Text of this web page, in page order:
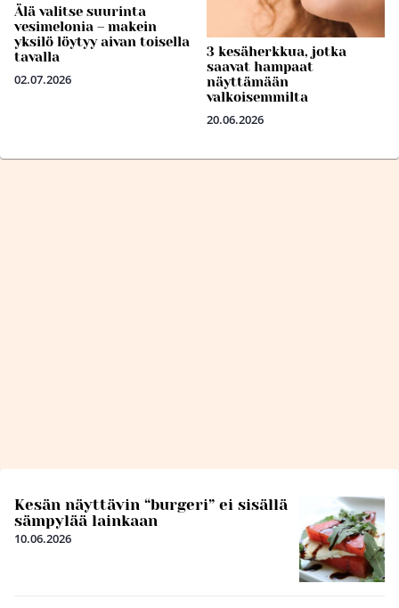
Älä valitse suurinta
vesimelonia – makein
yksilö löytyy aivan toisella
tavalla
02.07.2026
3 kesäherkkua, jotka
saavat hampaat
näyttämään
valkoisemmilta
20.06.2026
Kesän näyttävin “burgeri” ei sisällä
sämpylää lainkaan
10.06.2026